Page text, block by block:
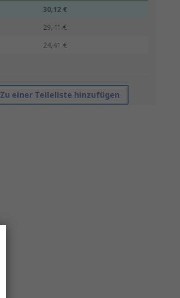
30,12 €
29,41 €
24,41 €
Zu einer Teileliste hinzufügen